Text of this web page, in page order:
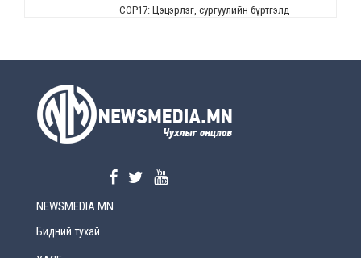
СОР17: Цэцэрлэг, сургуулийн бүртгэлд
Өчигдөр
Өчигдөр
NEWSMEDIA.MN
Бидний тухай